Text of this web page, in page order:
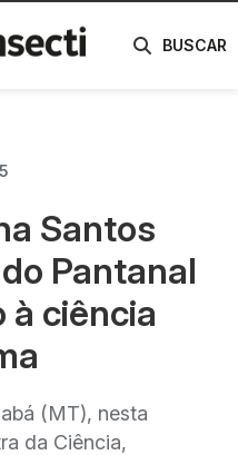
BUSCAR
Santos
Pantanal
à ciência
(MT), nesta
da Ciência,